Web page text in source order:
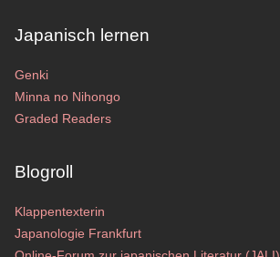
Japanisch lernen
Genki
Minna no Nihongo
Graded Readers
Blogroll
Klappentexterin
Japanologie Frankfurt